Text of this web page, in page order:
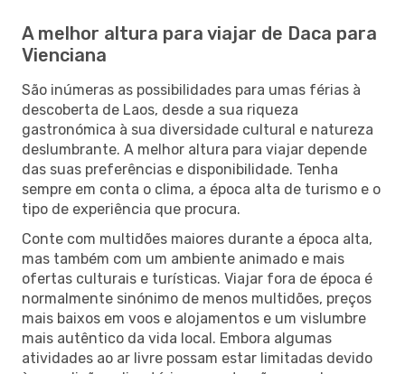
A melhor altura para viajar de Daca para
Vienciana
São inúmeras as possibilidades para umas férias à
descoberta de Laos, desde a sua riqueza
gastronómica à sua diversidade cultural e natureza
deslumbrante. A melhor altura para viajar depende
das suas preferências e disponibilidade. Tenha
sempre em conta o clima, a época alta de turismo e o
tipo de experiência que procura.
Conte com multidões maiores durante a época alta,
mas também com um ambiente animado e mais
ofertas culturais e turísticas. Viajar fora de época é
normalmente sinónimo de menos multidões, preços
mais baixos em voos e alojamentos e um vislumbre
mais autêntico da vida local. Embora algumas
atividades ao ar livre possam estar limitadas devido